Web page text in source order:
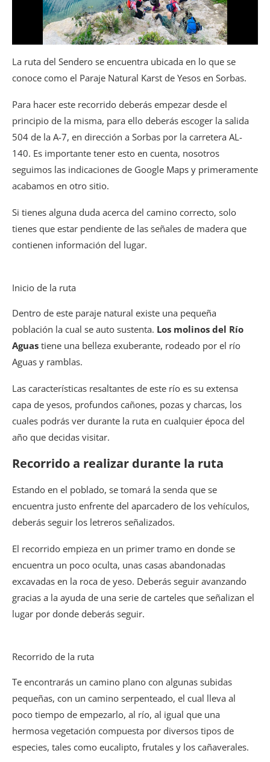
La ruta del Sendero se encuentra ubicada en lo que se
conoce como el Paraje Natural Karst de Yesos en Sorbas.
Para hacer este recorrido deberás empezar desde el
principio de la misma, para ello deberás escoger la salida
504 de la A-7, en dirección a Sorbas por la carretera AL-
140. Es importante tener esto en cuenta, nosotros
seguimos las indicaciones de Google Maps y primeramente
acabamos en otro sitio.
Si tienes alguna duda acerca del camino correcto, solo
tienes que estar pendiente de las señales de madera que
contienen información del lugar.
Inicio de la ruta
Dentro de este paraje natural existe una pequeña
población la cual se auto sustenta. Los molinos del Río
Aguas tiene una belleza exuberante, rodeado por el río
Aguas y ramblas.
Las características resaltantes de este río es su extensa
capa de yesos, profundos cañones, pozas y charcas, los
cuales podrás ver durante la ruta en cualquier época del
año que decidas visitar.
Recorrido a realizar durante la ruta
Estando en el poblado, se tomará la senda que se
encuentra justo enfrente del aparcadero de los vehículos,
deberás seguir los letreros señalizados.
El recorrido empieza en un primer tramo en donde se
encuentra un poco oculta, unas casas abandonadas
excavadas en la roca de yeso. Deberás seguir avanzando
gracias a la ayuda de una serie de carteles que señalizan el
lugar por donde deberás seguir.
Recorrido de la ruta
Te encontrarás un camino plano con algunas subidas
pequeñas, con un camino serpenteado, el cual lleva al
poco tiempo de empezarlo, al río, al igual que una
hermosa vegetación compuesta por diversos tipos de
especies, tales como eucalipto, frutales y los cañaverales.